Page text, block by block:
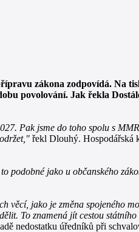
zákona zodpovídá. Na
povolování. Jak řekla
Pak jsme do toho spolu s
řekl Dlouhý. Hospodářská
podobné jako u občanského
věcí, jako je změna spojeného
To znamená jít cestou
nedostatku úředníků při